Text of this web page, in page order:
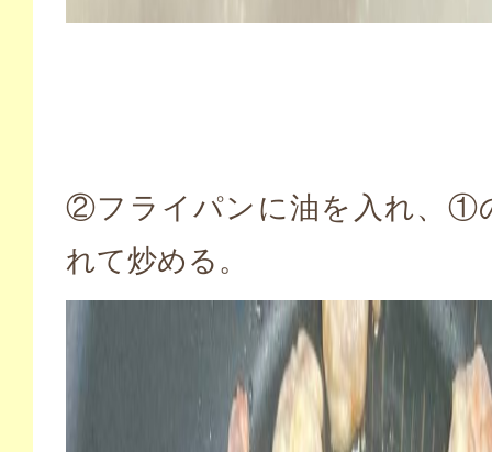
②フライパンに油を入れ、①
れて炒める。